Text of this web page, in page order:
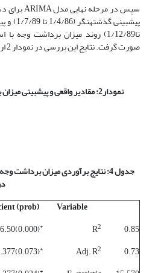
تا1/12/89) روند میزان برداشت وجه
صورت گرفت. نتایج این بررسی در نمودار 2 ارائه شده است.
نمودار2: مقادیر واقعی و پیش­بینی میزان برداشت وجه نقد
جدول 4: نتایج برآوردی میزان برداشت
Variable
(prob)
0.85
R2
*
(0.000)6.50
0.73
Adj. R2
*
(0.073)0.377-